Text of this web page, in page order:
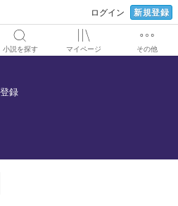
ログイン 新規登録
小説を探す マイページ その他
録